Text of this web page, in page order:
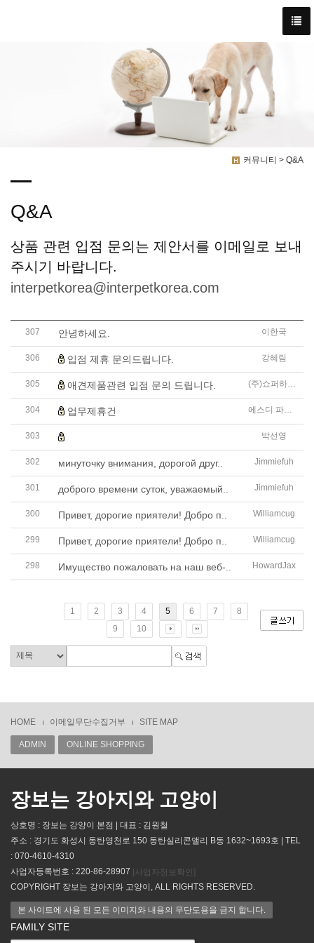
커뮤니티 > Q&A
Q&A
상품 관련 입점 문의는 제안서를 이메일로 보내
주시기 바랍니다.
interpetkorea@interpetkorea.com
307 안녕하세요. 이한국
306 입점 제휴 문의드립니다. 강혜림
305 애견제품관련 입점 문의 드립니다.
304 업무제휴건
303 평택 e편한세상 지제역 단지내상가에 입점문의 드립니
박선영
302 минуточку внимания, дорогой друг.. Jimmiefuh
301 доброго времени суток, уважаемый.. Jimmiefuh
300 Привет, дорогие приятели! Добро п.. Williamcug
299 Привет, дорогие приятели! Добро п.. Williamcug
298 Имущество пожаловать на наш веб-.. HowardJax
1 2 3 4 5 6 7
8
9
10
HOME 이메일무단수집거부 SITE MAP
ADMIN ONLINE SHOPPING
장보는 강아지와 고양이
상호명 : 장보는 강양이 본점 | 대표 : 김원철
주소 : 경기도 화성시 동탄영천로 150 동탄실리콘앨리 B동 1632~1693호 | TEL
: 070-4610-4310
사업자등록번호 : 220-86-28907 [사업자정보확인]
COPYRIGHT 장보는 강아지와 고양이, ALL RIGHTS RESERVED.
본 사이트에 사용 된 모든 이미지와 내용의 무단도용을 금지 합니다.
FAMILY SITE